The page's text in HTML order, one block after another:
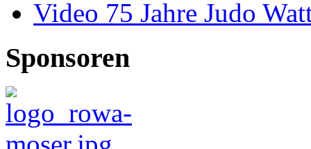
Video 75 Jahre Judo
Sponsoren